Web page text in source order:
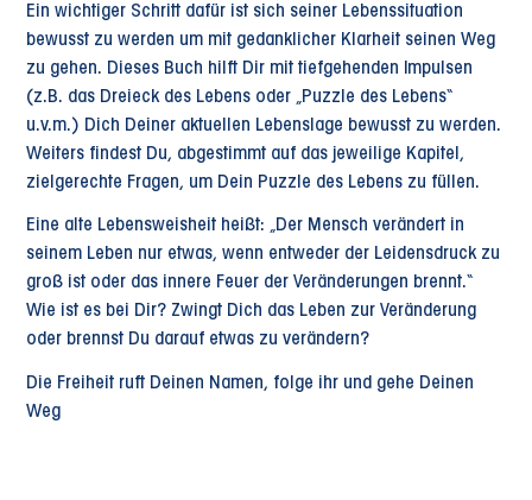
Ein wichtiger Schritt dafür ist sich seiner Lebenssituation
bewusst zu werden um mit gedanklicher Klarheit seinen Weg
zu gehen. Dieses Buch hilft Dir mit tiefgehenden Impulsen
(z.B. das Dreieck des Lebens oder „Puzzle des Lebens“
u.v.m.) Dich Deiner aktuellen Lebenslage bewusst zu werden.
Weiters findest Du, abgestimmt auf das jeweilige Kapitel,
zielgerechte Fragen, um Dein Puzzle des Lebens zu füllen.
Eine alte Lebensweisheit heißt: „Der Mensch verändert in
seinem Leben nur etwas, wenn entweder der Leidensdruck zu
groß ist oder das innere Feuer der Veränderungen brennt.“
Wie ist es bei Dir? Zwingt Dich das Leben zur Veränderung
oder brennst Du darauf etwas zu verändern?
Die Freiheit ruft Deinen Namen, folge ihr und gehe Deinen
Weg